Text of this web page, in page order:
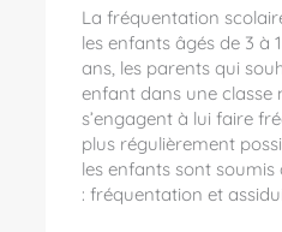
La fréquentation
les enfants âgés de 3 à
ans, les parents qui
enfant dans une classe
s’engagent à lui faire
plus régulièrement
les enfants sont soumis
: fréquentation et